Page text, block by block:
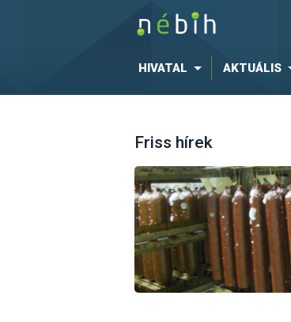
HIVATAL AKTUÁLIS
Friss hírek